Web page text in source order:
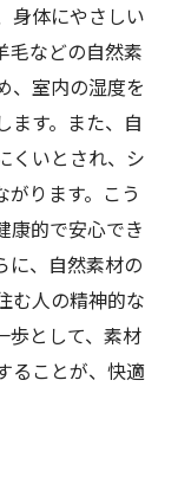
身体にやさしい
毛などの自然素
、室内の湿度を
ます。また、自
くいとされ、シ
がります。こう
康的で安心でき
に、自然素材の
む人の精神的な
歩として、素材
ることが、快適